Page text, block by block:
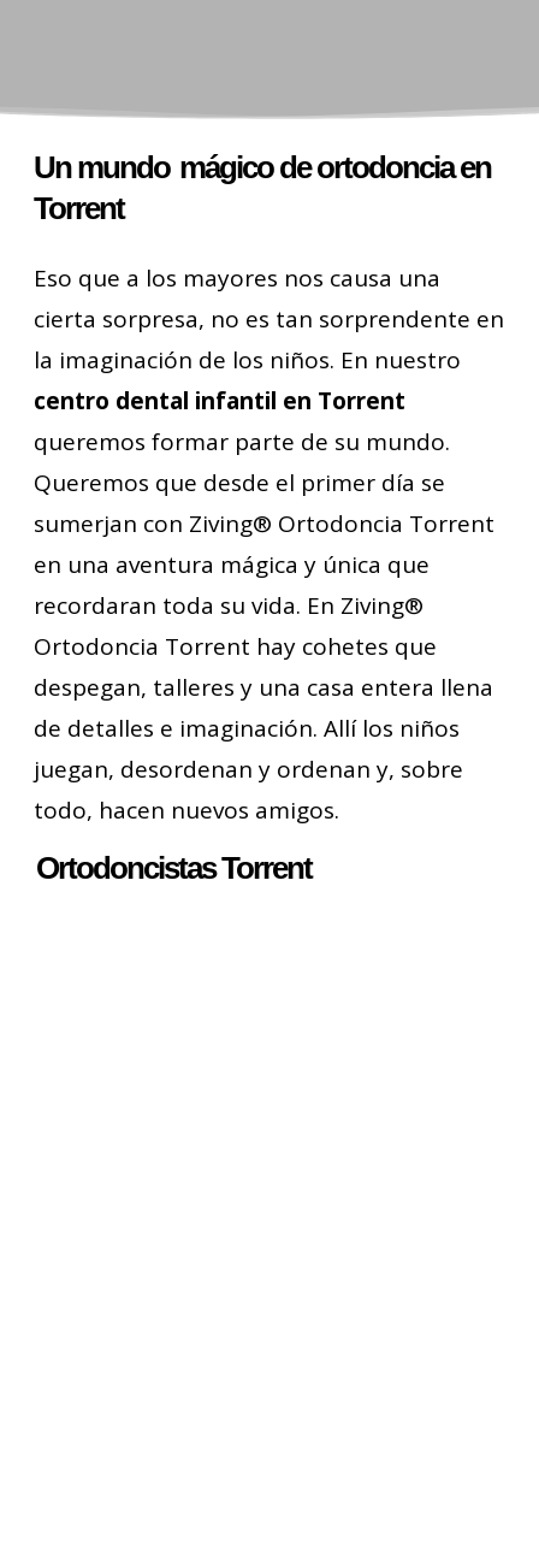
Un mundo mágico de ortodoncia en
Torrent
Eso que a los mayores nos causa una
cierta sorpresa, no es tan sorprendente en
la imaginación de los niños. En nuestro
centro dental infantil en Torrent
queremos formar parte de su mundo.
Queremos que desde el primer día se
sumerjan con Ziving® Ortodoncia Torrent
en una aventura mágica y única que
recordaran toda su vida. En Ziving®
Ortodoncia Torrent hay cohetes que
despegan, talleres y una casa entera llena
de detalles e imaginación. Allí los niños
juegan, desordenan y ordenan y, sobre
todo, hacen nuevos amigos.
Ortodoncistas Torrent